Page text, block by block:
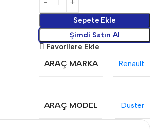
Sepete Ekle
Şimdi Satın Al
Favorilere Ekle
ARAÇ MARKA Renault
ARAÇ MODEL Duster